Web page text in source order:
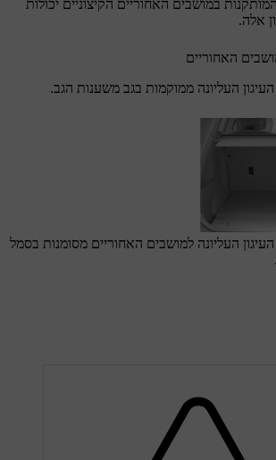
במושבים האחוריים הקיצוניים יכולות
אלה.
האחוריים
העיגון העליונה ממוקמות בגב משענות הגב.
העיגון העליונה למושבים האחוריים מסומנות בסמל